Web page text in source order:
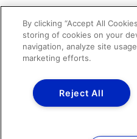
By clicking “Accept All
storing of cookies on your
navigation, analyze site
marketing efforts.
Reject All